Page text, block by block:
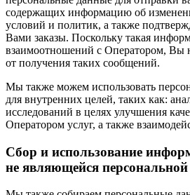
содержащих информацию об
условий и политик, а также
Вами заказы. Поскольку такая
взаимоотношений с Оператором, Вы
от получения таких сообщений.
Мы также можем использовать
для внутренних целей, таких как:
исследований в целях улучшения
Оператором услуг, а также
Сбор и использование
не являющейся персональной